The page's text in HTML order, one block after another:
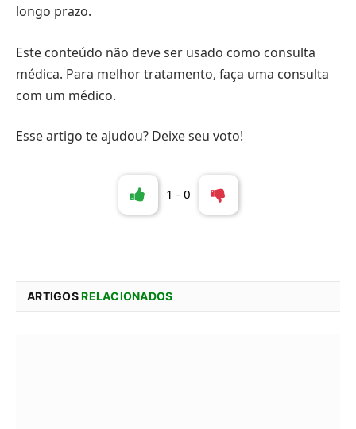
longo prazo.
Este conteúdo não deve ser usado como consulta
médica. Para melhor tratamento, faça uma consulta
com um médico.
Esse artigo te ajudou? Deixe seu voto!
1 - 0
ARTIGOSRELACIONADOS